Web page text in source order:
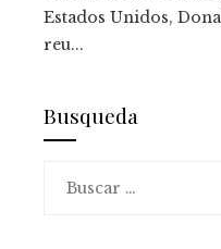
Estados Unidos,
reu...
Busqueda